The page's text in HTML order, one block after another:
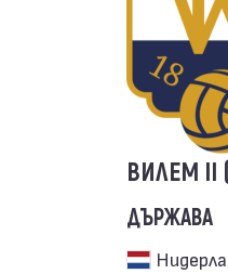
ВИЛЕМ II
ДЪРЖАВА